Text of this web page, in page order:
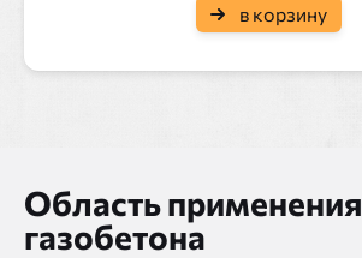
в корзину
Область применения
газобетона